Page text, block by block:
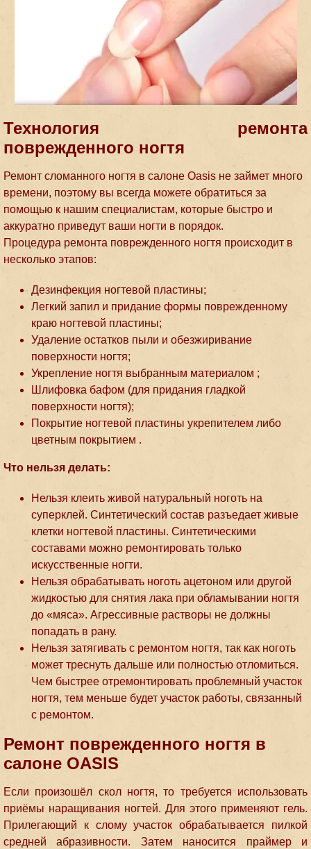
Технология ремонта
поврежденного ногтя
Ремонт сломанного ногтя в салоне Oasis не займет много
времени, поэтому вы всегда можете обратиться за
помощью к нашим специалистам, которые быстро и
аккуратно приведут ваши ногти в порядок.
Процедура ремонта поврежденного ногтя происходит в
несколько этапов:
Дезинфекция ногтевой пластины;
Легкий запил и придание формы поврежденному
краю ногтевой пластины;
Удаление остатков пыли и обезжиривание
поверхности ногтя;
Укрепление ногтя выбранным материалом ;
Шлифовка бафом (для придания гладкой
поверхности ногтя);
Покрытие ногтевой пластины укрепителем либо
цветным покрытием .
Что нельзя делать:
Нельзя клеить живой натуральный ноготь на
суперклей. Синтетический состав разъедает живые
клетки ногтевой пластины. Синтетическими
составами можно ремонтировать только
искусственные ногти.
Нельзя обрабатывать ноготь ацетоном или другой
жидкостью для снятия лака при обламывании ногтя
до «мяса». Агрессивные растворы не должны
попадать в рану.
Нельзя затягивать с ремонтом ногтя, так как ноготь
может треснуть дальше или полностью отломиться.
Чем быстрее отремонтировать проблемный участок
ногтя, тем меньше будет участок работы, связанный
с ремонтом.
Ремонт поврежденного ногтя в
салоне OASIS
Если произошёл скол ногтя, то требуется использовать
приёмы наращивания ногтей. Для этого применяют гель.
Прилегающий к слому участок обрабатывается пилкой
средней абразивности. Затем наносится праймер и